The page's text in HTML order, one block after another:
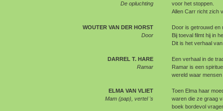
De opluchting
voor het stoppen.
Allen Carr richt zich
WOUTER VAN DER HORST
Door
Door is getrouwd en
Bij toeval filmt hij in
Dit is het verhaal
DARREL T. HARE
Ramar
Een verhaal in de
Ramar is een
wereld waar
ELMA VAN VLIET
Mam (pap), vertel 's
Toen Elma haar
waren die ze graag
boek bordevol